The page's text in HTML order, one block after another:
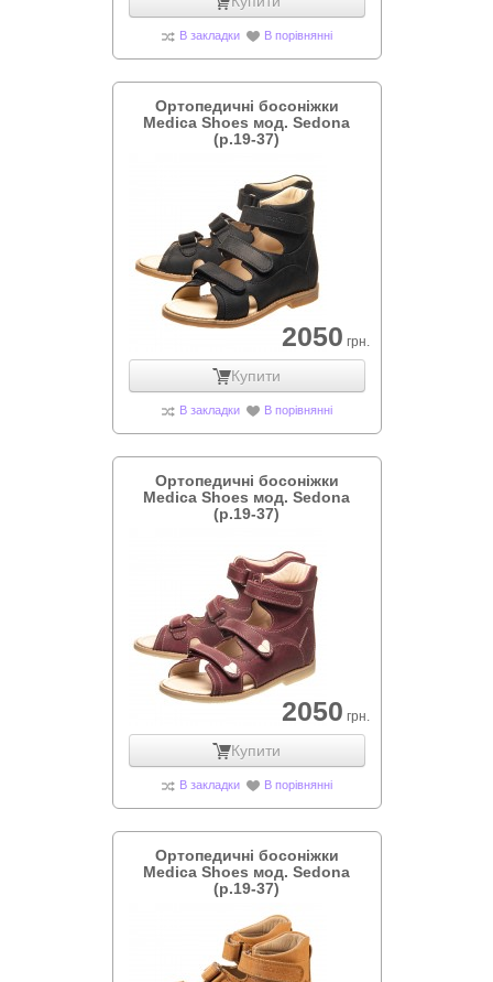
В закладки В порівнянні
Ортопедичні босоніжки
Medica Shoes мод. Sedona
(р.19-37)
2050 грн.
Купити
В закладки В порівнянні
Ортопедичні босоніжки
Medica Shoes мод. Sedona
(р.19-37)
2050 грн.
Купити
В закладки В порівнянні
Ортопедичні босоніжки
Medica Shoes мод. Sedona
(р.19-37)